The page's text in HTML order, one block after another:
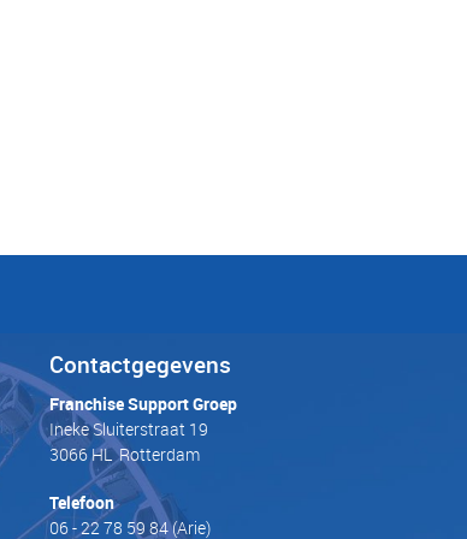
Contactgegevens
Franchise Support Groep
Ineke Sluiterstraat 19
3066 HL Rotterdam
Telefoon
06 - 22 78 59 84(Arie)